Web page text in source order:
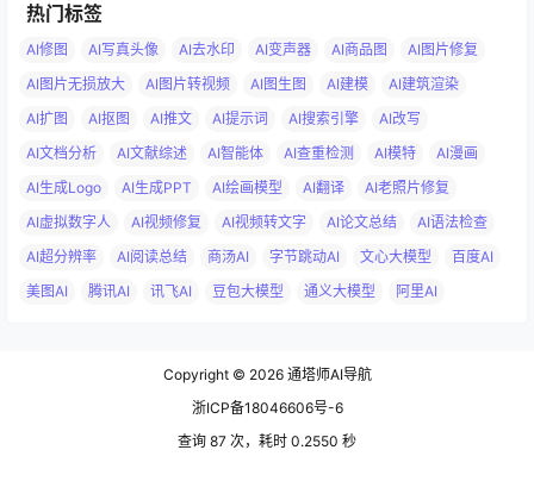
热门标签
AI修图 AI写真头像 AI去水印 AI变声器 AI商品图
AI图片修复
AI图片无损放大
AI图片转视频 AI图生图 AI建模
AI建筑渲染
AI扩图
AI抠图 AI推文 AI提示词 AI搜索引擎
AI改写
AI文档分析
AI文献综述 AI智能体 AI查重检测 AI模特
AI漫画
AI生成Logo
AI生成PPT AI绘画模型 AI翻译
AI老照片修复
AI虚拟数字人
AI视频修复 AI视频转文字 AI论文总结
AI语法检查
AI超分辨率
AI阅读总结 商汤AI 字节跳动AI 文心大模型
百度AI
美图AI
腾讯AI 讯飞AI 豆包大模型 通义大模型 阿里AI
Copyright © 2026通塔师AI导航
浙ICP备18046606号-6
查询 87 次，耗时 0.2550 秒